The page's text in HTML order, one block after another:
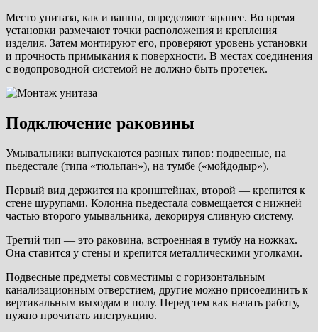
Место унитаза, как и ванны, определяют заранее. Во время
установки размечают точки расположения и крепления
изделия. Затем монтируют его, проверяют уровень установки
и прочность примыкания к поверхности. В местах соединения
с водопроводной системой не должно быть протечек.
Подключение раковины
Умывальники выпускаются разных типов: подвесные, на
пьедестале (типа «тюльпан»), на тумбе («мойдодыр»).
Первый вид держится на кронштейнах, второй — крепится к
стене шурупами. Колонна пьедестала совмещается с нижней
частью второго умывальника, декорируя сливную систему.
Третий тип — это раковина, встроенная в тумбу на ножках.
Она ставится у стены и крепится металлическими уголками.
Подвесные предметы совместимы с горизонтальным
канализационным отверстием, другие можно присоединить к
вертикальным выходам в полу. Перед тем как начать работу,
нужно прочитать инструкцию.